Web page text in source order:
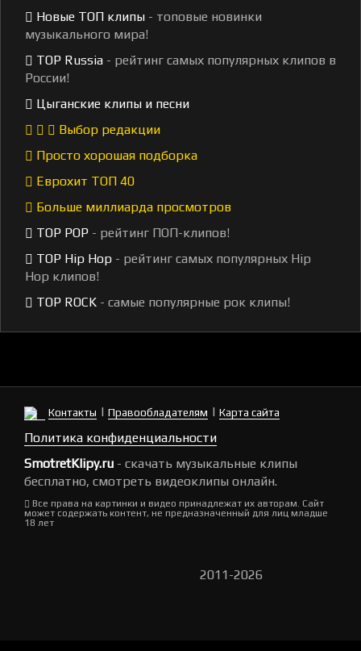
Новые ТОП клипы - топовые новинки
музыкального мира!
TOP Russia - рейтинг самых популярных клипов в
России!
Цыганские клипы и песни
Выбор редакции
Просто хорошая подборка
Еврохит ТОП 40
Больше миллиарда просмотров
TOP POP - рейтинг ПОП-клипов!
TOP Hip Hop - рейтинг самых популярных Hip
Hop клипов!
TOP ROCK - самые популярные рок клипы!
Контакты | Правообладателям | Карта сайта
Политика конфиденциальности
SmotretKlipy.ru - скачать музыкальные клипы
бесплатно, смотреть видеоклипы онлайн.
Все права на картинки и видео принадлежат их авторам. Сайт
может содержать контент, не предназначенный для лиц младше
18 лет
2011-2026